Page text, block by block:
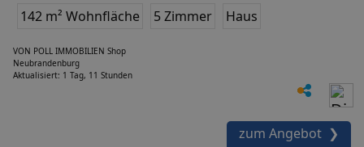
142 m² Wohnfläche
5 Zimmer Haus
VON POLL IMMOBILIEN Shop
Neubrandenburg
Aktualisiert: 1 Tag, 11 Stunden
zum Angebot ❯